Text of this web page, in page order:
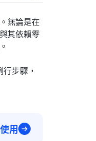
無論是在
其依賴零
步驟，
用